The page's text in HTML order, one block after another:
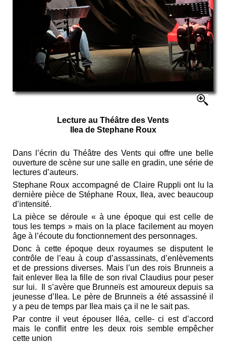
Lecture au Théâtre des Vents
Ilea de Stephane Roux
Dans l’écrin du Théâtre des Vents qui offre une belle
ouverture de scène sur une salle en gradin, une série de
lectures d’auteurs.
Stephane Roux accompagné de Claire Ruppli ont lu la
dernière pièce de Stéphane Roux, Ilea, avec beaucoup
d’intensité.
La pièce se déroule « à une époque qui est celle de
tous les temps » mais on la place facilement au moyen
âge à l’écoute du fonctionnement des personnages.
Donc à cette époque deux royaumes se disputent le
contrôle de l’eau à coup d’assassinats, d’enlèvements
et de pressions diverses. Mais l’un des rois Brunneis a
fait enlever Ilea la fille de son rival Claudius pour peser
sur lui. Il s’avère que Brunneïs est amoureux depuis sa
jeunesse d’Ilea. Le père de Brunneïs a été assassiné il
y a peu de temps par Ilea mais ça il ne le sait pas.
Par contre il veut épouser Iléa, celle- ci est d’accord
mais le conflit entre les deux rois semble empêcher
cette union